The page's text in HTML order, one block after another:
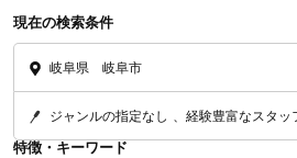
現在の検索条件
岐阜県 岐阜市
ジャンルの指定なし 経験豊富なスタッ
特徴・キーワード
「健康にはりを見た」